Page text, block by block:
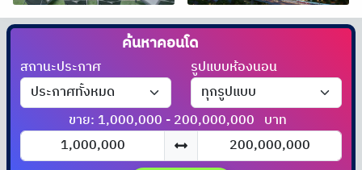
ค้นหาคอนโด
สถานะประกาศ รูปแบบห้องนอน
ขาย: 1,000,000 - 200,000,000 บาท